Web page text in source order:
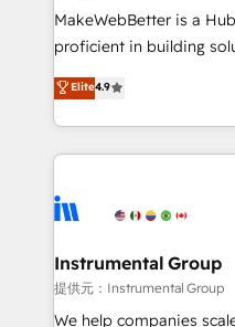
starting at $1,5k 💵 - Speed: Launch in 14
Global: 75+ RPers across five continents 🌐 - Scale:
HubSpot Partner 🪴 - Sales
implementations than
agency for an Ops
agency for a growth problem. Hire a
MakeWebBetter is a
proficient in building
operational efficiency of
growing tech-enabler &
hands you the blend of
eminent solutions &
Elite Partners with 10+
Premier Partner 2023
Won HubSpot Theme
HubSpot Rising Star Why us? Harnessing the full
Elite4.9
Instrumental Group
提供元：Instrumental Group
We help companies